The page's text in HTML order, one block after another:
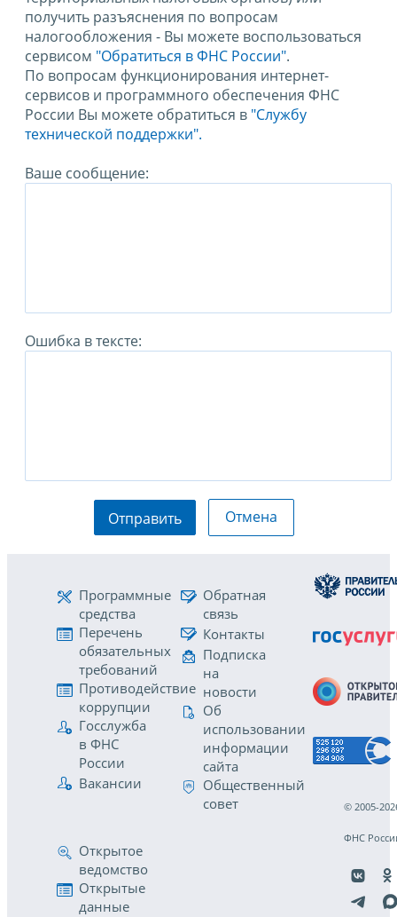
получить разъяснения по вопросам
налогообложения - Вы можете воспользоваться
сервисом "Обратиться в ФНС России".
По вопросам функционирования интернет-
сервисов и программного обеспечения ФНС
России Вы можете обратиться в "Службу
технической поддержки".
Ваше сообщение:
Ошибка в тексте:
Отправить Отмена
Программные
средства
Перечень
обязательных
требований
Противодействие
коррупции
Госслужба
в ФНС
России
Вакансии
Обратная
связь
Контакты
Подписка
на
новости
Об
использовании
информации
сайта
Общественный
совет
Открытое
ведомство
Открытые
данные
© 2005-
ФНС